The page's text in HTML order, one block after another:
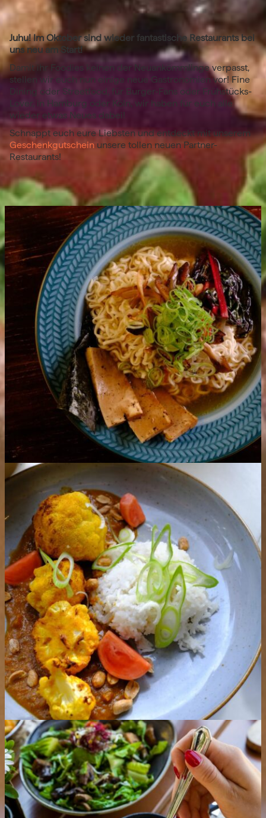
Juhu! Im Oktober sind wieder fantastische Restaurants bei
uns neu am Start!
Damit ihr Foodies keinen der Neuankömmlinge verpasst,
stellen wir euch nun einige neue Gastronomien vor! Fine
Dining oder Streetfood, für Burger-Fans oder Frühstücks-
Lover, in Hamburg oder Köln, wir haben für euch alle
wieder etwas Neues dabei!
Schnappt euch eure Liebsten und entdeckt mit unserem
Geschenkgutschein unsere tollen neuen Partner-
Restaurants!